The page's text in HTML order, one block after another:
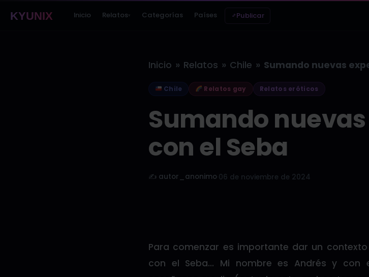
KYUNIX Inicio Relatos▾ Categorías Países Publicar
Inicio » Relatos » Chile »
Chile Relatos gay Relatos eróticos
Sumando
con el Seba
✍️ autor_anonimo 06 de noviembre de 2024
Para comenzar es importante dar un
con el Seba… Mi nombre es Andrés y con